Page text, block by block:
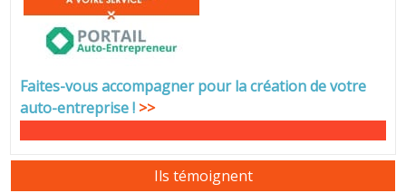
Faites-vous accompagner pour la création de votre
auto-entreprise! >>
Ils témoignent